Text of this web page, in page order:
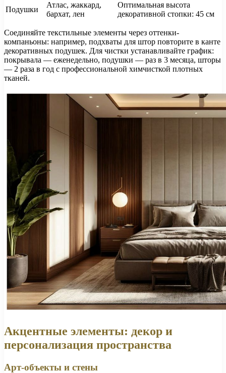
Подушки
Атлас, жаккард,
бархат, лен
Оптимальная высота
декоративной стопки: 45 см
Соединяйте текстильные элементы через оттенки-
компаньоны: например, подхваты для штор повторите в канте
декоративных подушек. Для чистки устанавливайте график:
покрывала — еженедельно, подушки — раз в 3 месяца, шторы
— 2 раза в год с профессиональной химчисткой плотных
тканей.
Акцентные элементы: декор и
персонализация пространства
Арт-объекты и стены